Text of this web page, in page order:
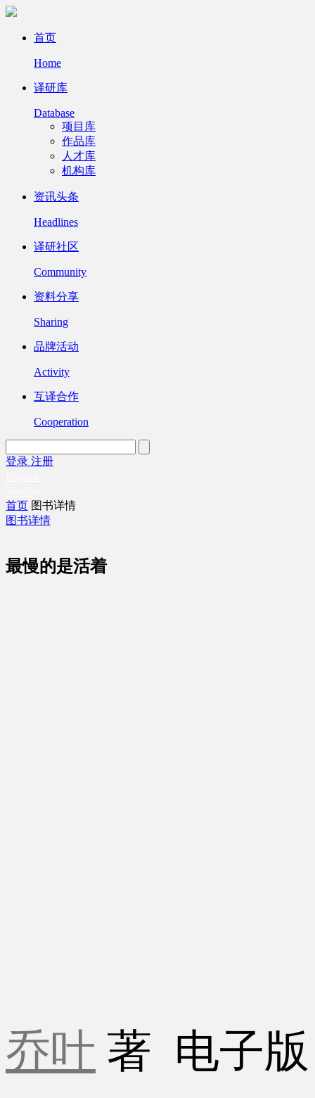
首页
Home
译研库
Database
项目库
作品库
人才库
机构库
资讯头条
Headlines
译研社区
Community
资料分享
Sharing
品牌活动
Activity
互译合作
Cooperation
登录 注册
首页 图书详情
图书详情
最慢的是活着
乔叶 著 电子